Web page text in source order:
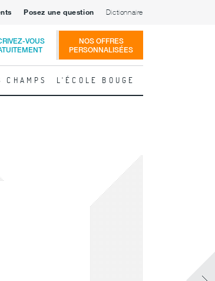
Posez une question Dictionnaire
VOUS
NOS OFFRES
PERSONNALISÉES
CHAMPS L'ÉCOLE BOUGE